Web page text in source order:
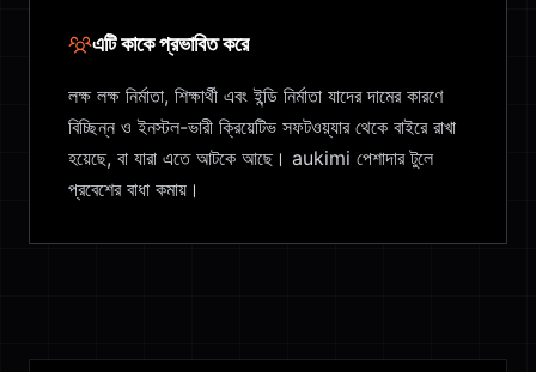
এটি কাকে প্রভাবিত করে
লক্ষ লক্ষ নির্মাতা, শিক্ষার্থী এবং ইন্ডি নির্মাতা যাদের দামের কারণে
বিচ্ছিন্ন ও ইনস্টল-ভারী ক্রিয়েটিভ সফটওয়্যার থেকে বাইরে রাখা
হয়েছে, বা যারা এতে আটকে আছে। aukimi পেশাদার টুলে
প্রবেশের বাধা কমায়।